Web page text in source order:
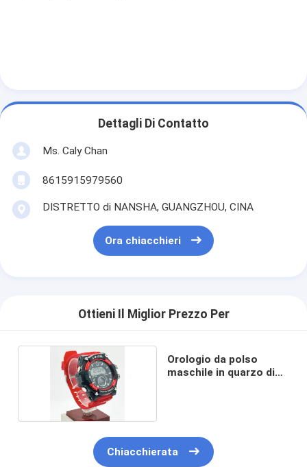
Dettagli Di Contatto
Ms. Caly Chan
8615915979560
DISTRETTO di NANSHA, GUANGZHOU, CINA
Ora chiacchieri
Ottieni Il Miglior Prezzo Per
Orologio da polso
maschile in quarzo di
Chiacchierata